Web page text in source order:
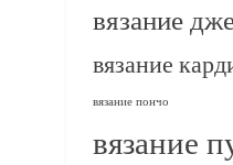
вязание
вязание
вязание пончо
вязание